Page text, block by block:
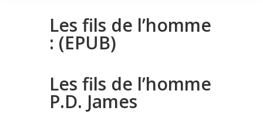
Les fils de l’homme
: (EPUB)
Les fils de l’homme
P.D. James